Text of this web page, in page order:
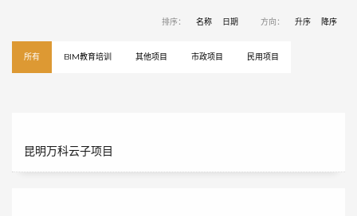
排序： 名称 日期 方向： 升序 降序
所有 BIM教育培训 其他项目 市政项目 民用项目
昆明万科云子项目